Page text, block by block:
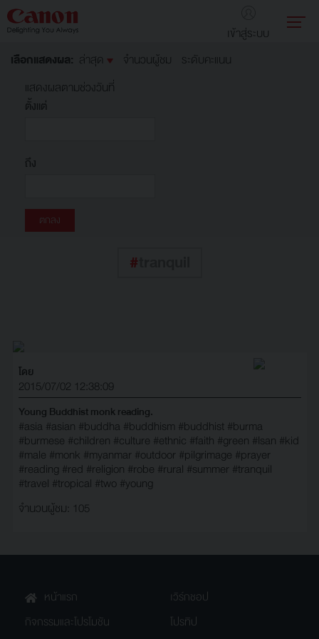
เข้าสู่ระบบ
เลือกแสดงผล: ล่าสุด จำนวนผู้ชม
ระดับคะแนน
แสดงผลตามช่วงวันที่
ตั้งแต่
ถึง
#
โดย
2015/07/02 12:38:09
Young Buddhist monk reading.
#asia #asian #buddha #buddhism #buddhist #burma
#burmese #children #culture #ethnic #faith #green #Isan #kid
#male #monk #myanmar #outdoor #pilgrimage #prayer
#reading #red #religion #robe #rural #summer #tranquil
#travel #tropical #two #young
จำนวนผู้ชม: 105
หน้าแรก
เวิร์กชอป
กิจกรรมและโปรโมชัน
โปรทิป